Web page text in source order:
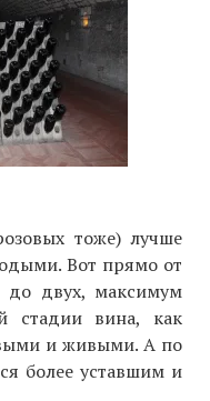
тоже) лучше
Вот прямо от
до двух, максимум
стадии вина, как
и живыми. А по
более уставшим и